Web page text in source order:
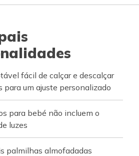
fácil de calçar e descalçar
para um ajuste personalizado
para bebé não incluem o
luzes
palmilhas almofadadas